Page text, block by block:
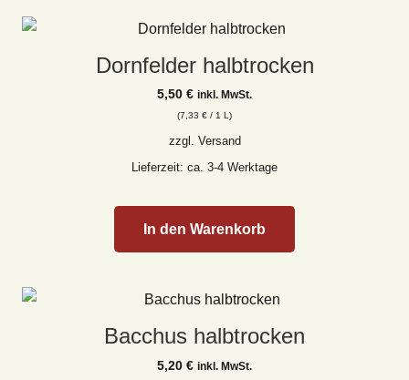
Dornfelder halbtrocken
5,50 € inkl. MwSt.
(7,33 € / 1 L)
zzgl. Versand
Lieferzeit: ca. 3-4 Werktage
In den Warenkorb
Bacchus halbtrocken
5,20 € inkl. MwSt.